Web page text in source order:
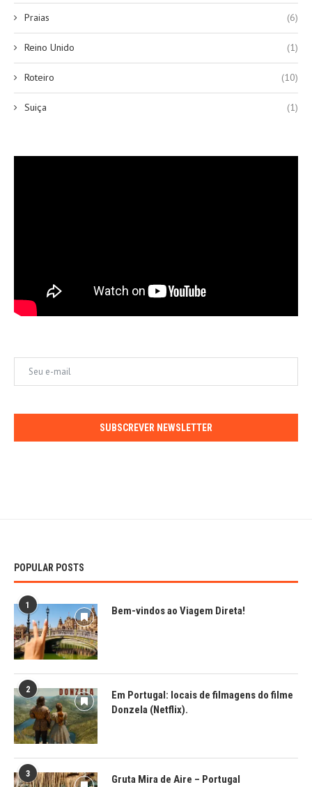
Praias (6)
Reino Unido (1)
Roteiro (10)
Suiça (1)
SUBSCREVER NEWSLETTER
POPULAR POSTS
1 Bem-vindos ao Viagem Direta!
2
Em Portugal: locais de filmagens do filme
Donzela (Netflix).
3 Gruta Mira de Aire – Portugal